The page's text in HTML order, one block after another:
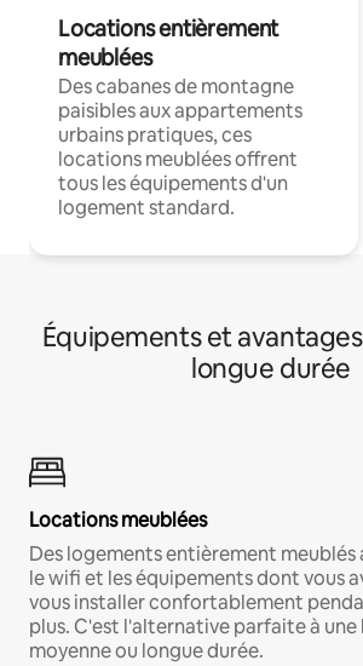
Locations entièrement
meublées
Des cabanes de montagne
paisibles aux appartements
urbains pratiques, ces
locations meublées offrent
tous les équipements d'un
logement standard.
Équipements et
longue durée
Locations meublées
Des logements entièrement meublés
le wifi et les équipements dont vous
vous installer confortablement
plus. C'est l'alternative parfaite à
moyenne ou longue durée.